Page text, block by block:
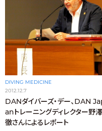
DIVING MEDICINE
2012.12.7
DANダイバーズ・デー、DAN
anトレーニングディレクター野澤
徹さんによるレポート